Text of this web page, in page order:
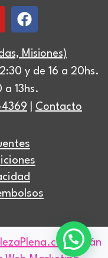
Facebook
Misiones)
y de 16 a 20hs.
13hs.
Contacto
están